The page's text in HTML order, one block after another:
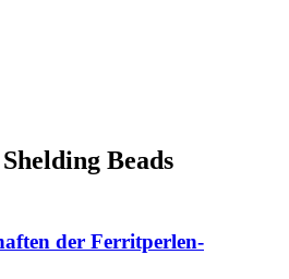
Beads
der Ferritperlen-